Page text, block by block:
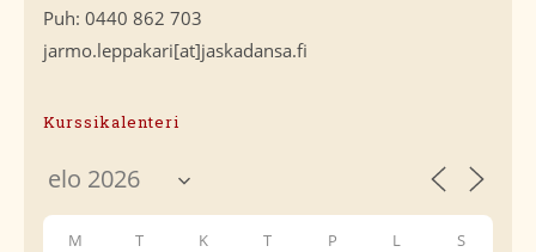
Puh: 0440 862 703
jarmo.leppakari[at]jaskadansa.fi
Kurssikalenteri
M T K T P L S